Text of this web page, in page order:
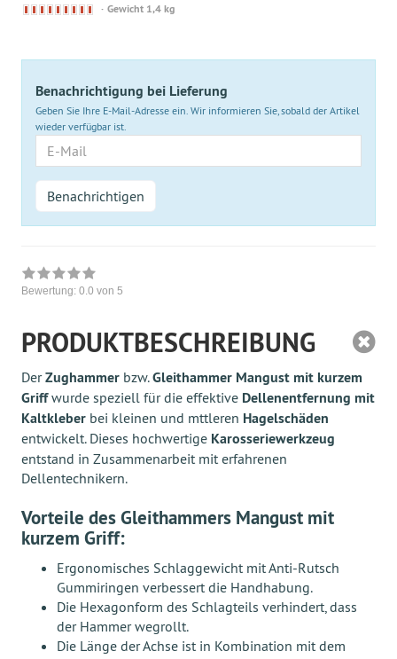
Derzeit
Gewicht 1,4 kg
Benachrichtigung bei Lieferung
Geben Sie Ihre E-Mail-Adresse ein. Wir informieren Sie, sobald der Artikel
wieder verfügbar ist.
Mail
Benachrichtigen
Bewertung: 0.0 von 5
PRODUKTBESCHREIBUNG
DerZughammer bzw.Gleithammer Mangust mit kurzem
Griffwurde speziell für die effektive Dellenentfernung mit
Kaltkleber bei kleinen und mttleren Hagelschäden
entwickelt. Dieses hochwertige Karosseriewerkzeug
entstand in Zusammenarbeit mit erfahrenen
Dellentechnikern.
Vorteile desGleithammers Mangust mit
kurzem Griff:
Ergonomisches Schlaggewicht mit Anti-Rutsch
Gummiringen verbessert die Handhabung.
Die Hexagonform des Schlagteils verhindert, dass
der Hammer wegrollt.
Die Länge der Achse ist in Kombination mit dem